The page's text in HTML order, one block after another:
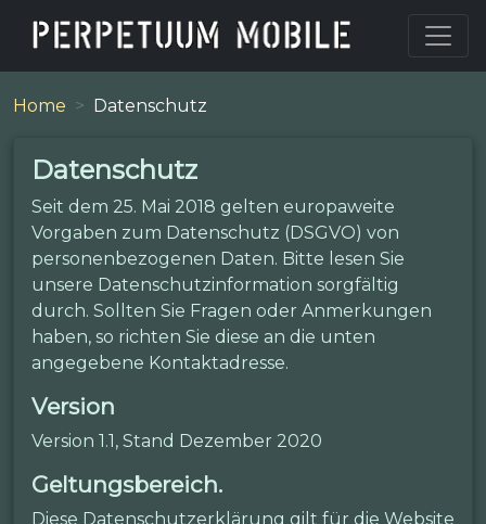
Home Datenschutz
Datenschutz
Seit dem 25. Mai 2018 gelten europaweite
Vorgaben zum Datenschutz (DSGVO) von
personenbezogenen Daten. Bitte lesen Sie
unsere Datenschutzinformation sorgfältig
durch. Sollten Sie Fragen oder Anmerkungen
haben, so richten Sie diese an die unten
angegebene Kontaktadresse.
Version
Version 1.1, Stand Dezember 2020
Geltungsbereich.
Diese Datenschutzerklärung gilt für die Website